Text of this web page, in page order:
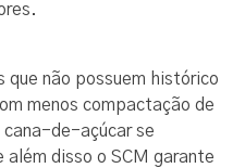
que não possuem histórico
menos compactação de
de-açúcar se
disso o SCM garante